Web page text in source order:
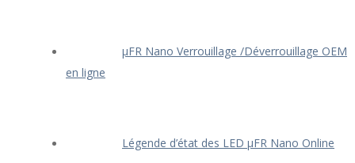
μFR Nano Verrouillage /Déverrouillage OEM
en ligne
Légende d’état des LED μFR Nano Online